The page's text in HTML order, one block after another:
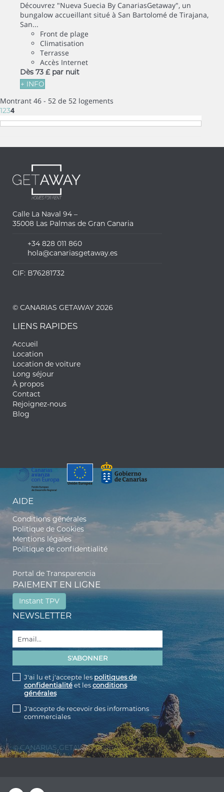
Découvrez "Nueva Suecia By CanariasGetaway", un
bungalow accueillant situé à San Bartolomé de Tirajana,
San...
Front de plage
Climatisation
Terrasse
Accès Internet
Dès 73 £ par nuit
+ INFO
Montrant 46 - 52 de 52 logements
1234
Calle La Naval 94 –
35008 Las Palmas de Gran Canaria
+34 828 011 860
hola@canariasgetaway.es
CIF: B76281732
© CANARIAS GETAWAY 2026
LIENS RAPIDES
Accueil
Location
Location de voiture
Long séjour
À propos
Contact
Rejoignez-nous
Blog
AIDE
Conditions générales
Politique de Cookies
Mentions légales
Politique de confidentialité
Portal de Transparencia
PAIEMENT EN LIGNE
Instant TPV
NEWSLETTER
J'ai lu et j'accepte les politiques de
confidentialitéet lesconditions
générales
J'accepte de recevoir des informations
commerciales
© CANARIAS GETAWAY 2026